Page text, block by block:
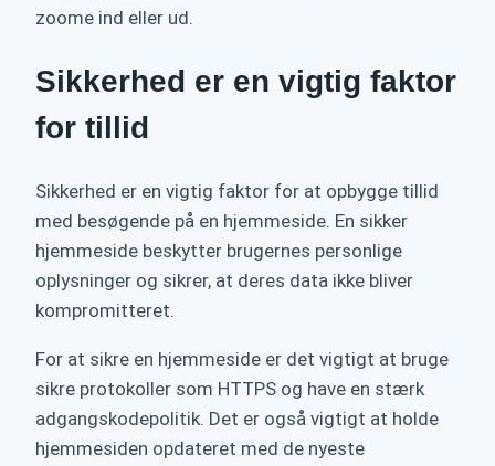
zoome ind eller ud.
Sikkerhed er en vigtig faktor
for tillid
Sikkerhed er en vigtig faktor for at opbygge tillid
med besøgende på en hjemmeside. En sikker
hjemmeside beskytter brugernes personlige
oplysninger og sikrer, at deres data ikke bliver
kompromitteret.
For at sikre en hjemmeside er det vigtigt at bruge
sikre protokoller som HTTPS og have en stærk
adgangskodepolitik. Det er også vigtigt at holde
hjemmesiden opdateret med de nyeste